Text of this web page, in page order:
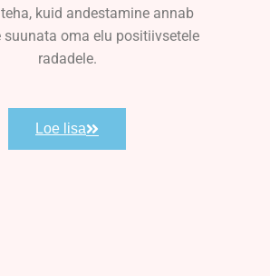
kuid andestamine annab
suunata oma elu positiivsetele
radadele.
Loe lisa